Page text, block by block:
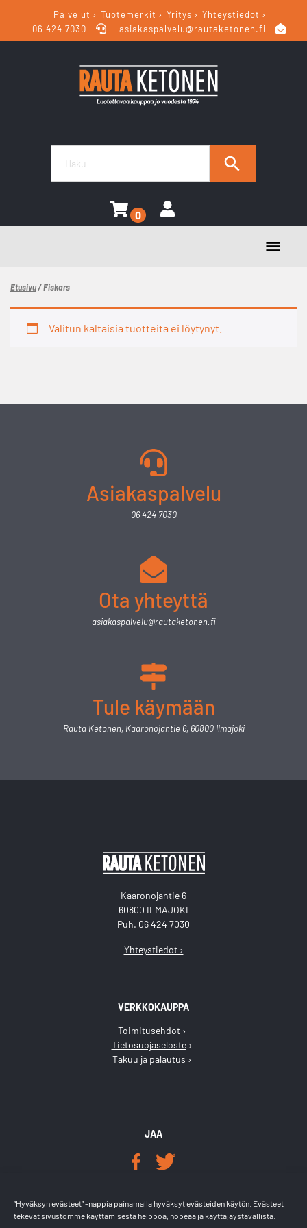
“Hyväksyn evästeet” -nappia painamalla hyväksyt evästeiden käytön. Evästeet
tekevät sivustomme käyttämisestä helppoa, nopeaa ja käyttäjäystävällistä.
Palvelut Tuotemerkit Yritys
Yhteystiedot
06 424 7030
asiakaspalvelu@rautaketonen.fi
0
Etusivu/ Fiskars
Valitun kaltaisia tuotteita ei löytynyt.
Asiakaspalvelu
06 424 7030
Ota yhteyttä
asiakaspalvelu@rautaketonen.fi
Tule käymään
Rauta Ketonen, Kaaronojantie 6, 60800 Ilmajoki
Kaaronojantie 6
60800 ILMAJOKI
Puh. 06 424 7030
Yhteystiedot ›
VERKKOKAUPPA
Toimitusehdot
Tietosuojaseloste
Takuu ja palautus
JAA